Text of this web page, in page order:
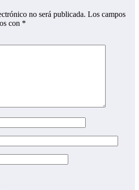
no será publicada. Los campos
con *